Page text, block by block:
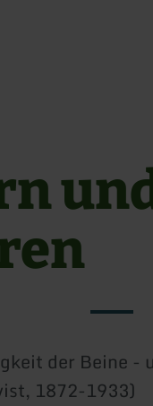
der Beine -
1872-1933)